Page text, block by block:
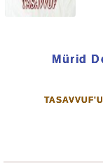
Baki esselâmü
Mürid